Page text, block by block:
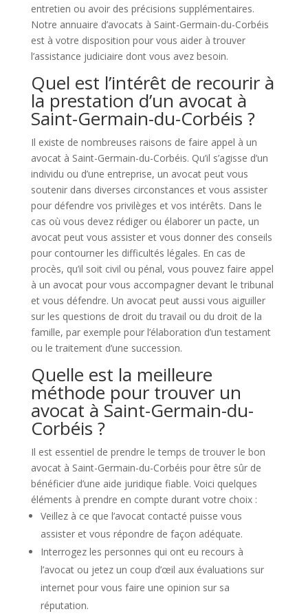
entretien ou avoir des précisions supplémentaires.
Notre annuaire d’avocats à Saint-Germain-du-Corbéis
est à votre disposition pour vous aider à trouver
l’assistance judiciaire dont vous avez besoin.
Quel est l’intérêt de recourir à
la prestation d’un avocat à
Saint-Germain-du-Corbéis ?
Il existe de nombreuses raisons de faire appel à un
avocat à Saint-Germain-du-Corbéis. Qu’il s’agisse d’un
individu ou d’une entreprise, un avocat peut vous
soutenir dans diverses circonstances et vous assister
pour défendre vos privilèges et vos intérêts. Dans le
cas où vous devez rédiger ou élaborer un pacte, un
avocat peut vous assister et vous donner des conseils
pour contourner les difficultés légales. En cas de
procès, qu’il soit civil ou pénal, vous pouvez faire appel
à un avocat pour vous accompagner devant le tribunal
et vous défendre. Un avocat peut aussi vous aiguiller
sur les questions de droit du travail ou du droit de la
famille, par exemple pour l’élaboration d’un testament
ou le traitement d’une succession.
Quelle est la meilleure
méthode pour trouver un
avocat à Saint-Germain-du-
Corbéis ?
Il est essentiel de prendre le temps de trouver le bon
avocat à Saint-Germain-du-Corbéis pour être sûr de
bénéficier d’une aide juridique fiable. Voici quelques
éléments à prendre en compte durant votre choix :
Veillez à ce que l’avocat contacté puisse vous
assister et vous répondre de façon adéquate.
Interrogez les personnes qui ont eu recours à
l’avocat ou jetez un coup d’œil aux évaluations sur
internet pour vous faire une opinion sur sa
réputation.